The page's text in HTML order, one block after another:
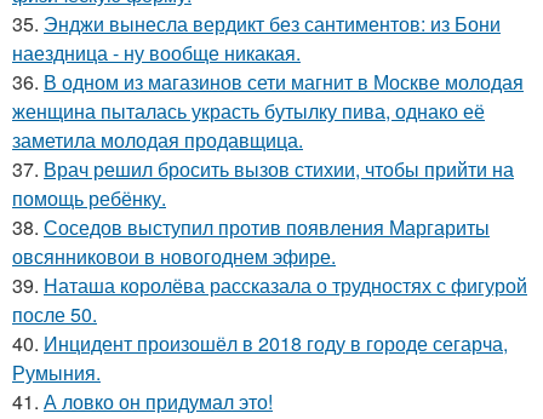
35. Энджи вынесла вердикт без сантиментов: из Бони
наездница - ну вообще никакая.
36. В одном из магазинов сети магнит в Москве молодая
женщина пыталась украсть бутылку пива, однако её
заметила молодая продавщица.
37. Врач решил бросить вызов стихии, чтобы прийти на
помощь ребёнку.
38. Соседов выступил против появления Маргариты
овсянниковои в новогоднем эфире.
39. Наташа королёва рассказала о трудностях с фигурой
после 50.
40. Инцидент произошёл в 2018 году в городе сегарча,
Румыния.
41. А ловко он придумал это!